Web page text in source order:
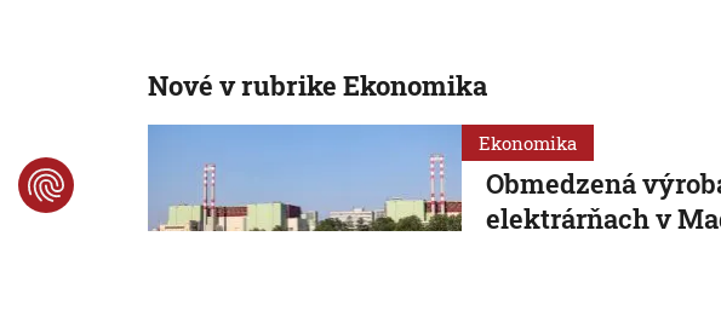
Nové v rubrike Ekonomika
Ekonomika
Obmedzená
elektrárňach v